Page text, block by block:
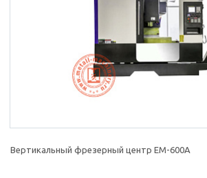
Вертикальный фрезерный центр EM-600A